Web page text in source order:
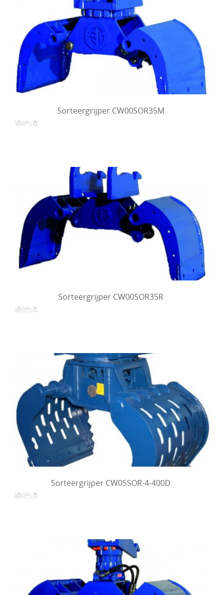
Sorteergrijper CW00SOR35M
Sorteergrijper CW00SOR35R
Sorteergrijper CW05SOR-4-400D